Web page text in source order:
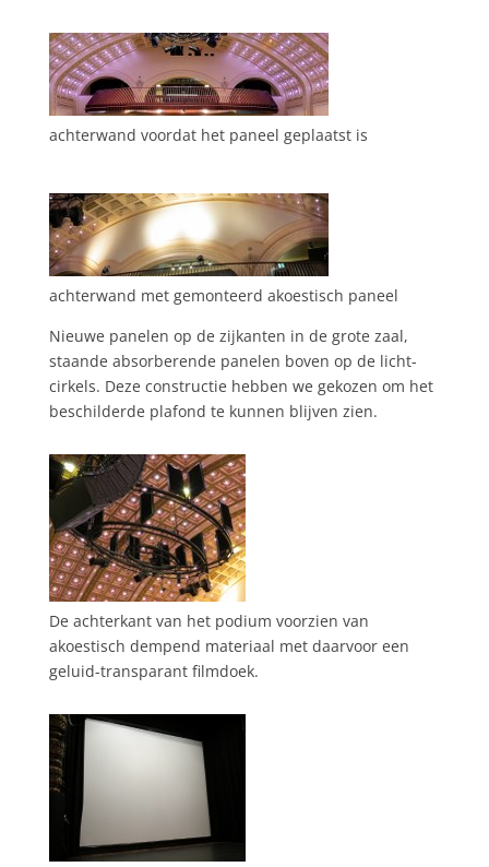
achterwand voordat het paneel geplaatst is
achterwand met gemonteerd akoestisch paneel
Nieuwe panelen op de zijkanten in de grote zaal,
staande absorberende panelen boven op de licht-
cirkels. Deze constructie hebben we gekozen om het
beschilderde plafond te kunnen blijven zien.
De achterkant van het podium voorzien van
akoestisch dempend materiaal met daarvoor een
geluid-transparant filmdoek.